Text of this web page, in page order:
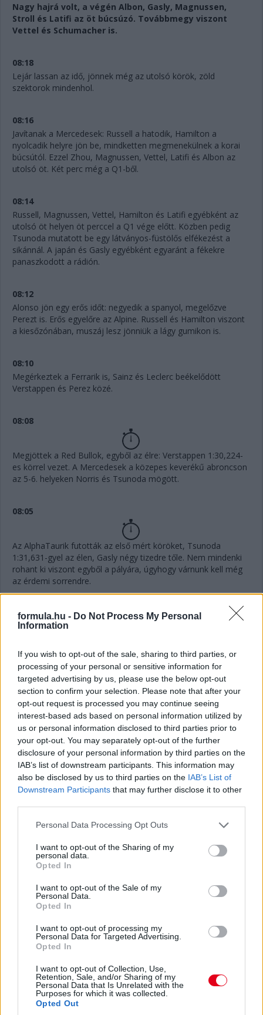
formula.hu - Do Not Process My Personal
Information
If you wish to opt-out of the sale, sharing to third parties, or
processing of your personal or sensitive information for
targeted advertising by us, please use the below opt-out
section to confirm your selection. Please note that after your
opt-out request is processed you may continue seeing
interest-based ads based on personal information utilized by
us or personal information disclosed to third parties prior to
your opt-out. You may separately opt-out of the further
disclosure of your personal information by third parties on the
IAB’s list of downstream participants. This information may
also be disclosed by us to third parties on the IAB’s List of
Downstream Participants that may further disclose it to other
Please note that this website/app uses one or more Google
not limited to your visit or usage behaviour. You may click to
grant or deny consent to Google and its third-party tags to
use your data for below specified purposes in below Google
consent section.
Personal Data Processing Opt Outs
I want to opt-out of the Sharing of my
personal data.
Opted In
I want to opt-out of the Sale of my
Personal Data.
Opted In
I want to opt-out of processing my
Personal Data for Targeted Advertising.
Opted In
I want to opt-out of Collection, Use,
Retention, Sale, and/or Sharing of my
Personal Data that Is Unrelated with the
Purposes for which it was collected.
Opted Out
Nagy hajrá volt, a végén Albon, Gasly, Magnussen,
Stroll és Latifi az öt búcsúzó. Továbbmegy viszont
Vettel és Schumacher is.
08:18
Lejár lassan az idő, jönnek még az utolsó körök, zöld
szektorok mindenhol.
08:16
Javítanak a Mercedesek: Russell a hatodik, Hamilton a
nyolcadik helyre jön be, mindketten megmenekülnek a korai
búcsútól. Ezzel Zhou, Magnussen, Vettel, Latifi és Albon az
utolsó öt. Két perc még a Q1-ből.
08:14
Russell, Magnussen, Vettel, Hamilton és Latifi egyébként az
utolsó öt helyen öt perccel a Q1 vége előtt. Közben pedig
Tsunoda mutatott be egy látványos-füstölős elfékezést a
sikánnál. A japán és Gasly egyébként egyaránt a fékekre
panaszkodott a rádión.
08:12
Alonso jön egy erős időt: negyedik a spanyol, megelőzve
Perezt is. Erős egyelőre az Alpine. Russell és Hamilton viszont
a kiesőzónában, muszáj lesz jönniük a lágy gumikon is.
08:10
Megérkeztek a Ferrarik is, Sainz és Leclerc beékelődött
Verstappen és Perez közé.
08:08
Megjöttek a Red Bullok, egyből az élre: Verstappen 1:30,224-
es körrel vezet. A Mercedesek a közepes keverékű abroncson
az 5-6. helyeken Norris és Tsunoda mögött.
08:05
Az AlphaTaurik futották az első mért köröket, Tsunoda
1:31,631-gyel az élen, Gasly négy tizedre tőle. Nem mindenki
rohant ki viszont egyből a pályára, úgyhogy várnunk kell még
az érdemi sorrendre.
pic.twitter.com/jBVRsF2lIP
— Scuderia AlphaTauri (@AlphaTauriF1)October 8,
08:01
Elindult a Q1, szokás szerint 18 perc áll a pilóták
rendelkezésére, hogy elkerüljék az utolsó öt pozíciót.
07:59
Közben megszületett az ítélet az imént említett Albon-ügyben:
1000 eurós bírságot kapott a Williams. Az egyik gumi ugyanis
egy másik szettből került az autóra, nem ugyanabból, mint a
az Alpine bejelentette Pierre Gaslyt
az AlphaTauri pedig
Nyck de Vriest . Érdemes végigböngészni a híreinket, mert már
versenyzőktől egyaránt.
Az FP3 után egyébként vizsgálatot indítottak Alexander Albon
és a Williams ellen, mivel összekevertek valamit a brit-thai által